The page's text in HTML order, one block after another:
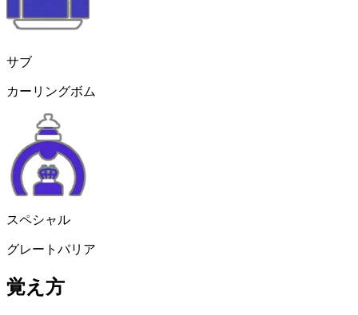
サブ
カーリングボム
スペシャル
グレートバリア
覚え方